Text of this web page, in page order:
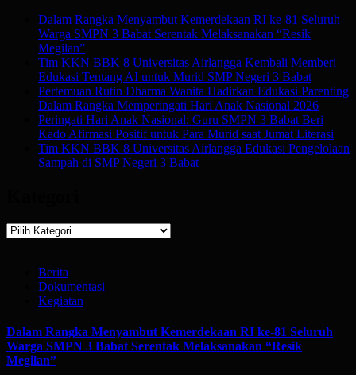
Dalam Rangka Menyambut Kemerdekaan RI ke-81 Seluruh
Warga SMPN 3 Babat Serentak Melaksanakan “Resik
Megilan”
Tim KKN BBK 8 Universitas Airlangga Kembali Memberi
Edukasi Tentang AI untuk Murid SMP Negeri 3 Babat
Pertemuan Rutin Dharma Wanita Hadirkan Edukasi Parenting
Dalam Rangka Memperingati Hari Anak Nasional 2026
Peringati Hari Anak Nasional: Guru SMPN 3 Babat Beri
Kado Afirmasi Positif untuk Para Murid saat Jumat Literasi
Tim KKN BBK 8 Universitas Airlangga Edukasi Pengelolaan
Sampah di SMP Negeri 3 Babat
Kategori
Berita
Dokumentasi
Kegiatan
Dalam Rangka Menyambut Kemerdekaan RI ke-81 Seluruh
Warga SMPN 3 Babat Serentak Melaksanakan “Resik
Megilan”